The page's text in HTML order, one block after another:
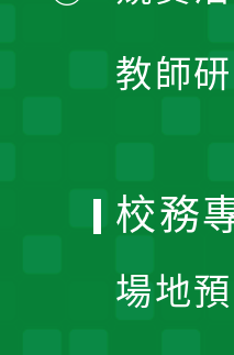
教師
開
校務
場地